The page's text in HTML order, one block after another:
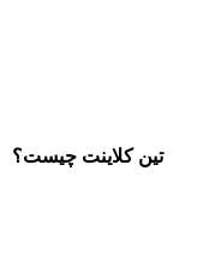
تین کلاینت چیست؟